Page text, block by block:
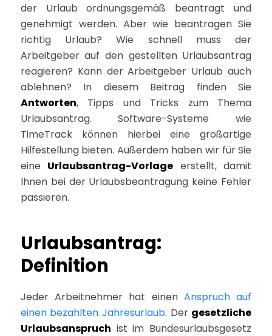
der Urlaub ordnungsgemäß beantragt und
genehmigt werden. Aber wie beantragen Sie
richtig Urlaub? Wie schnell muss der
Arbeitgeber auf den gestellten Urlaubsantrag
reagieren? Kann der Arbeitgeber Urlaub auch
ablehnen? In diesem Beitrag finden Sie
Antworten, Tipps und Tricks zum Thema
Urlaubsantrag. Software-Systeme wie
TimeTrack können hierbei eine großartige
Hilfestellung bieten. Außerdem haben wir für Sie
eine Urlaubsantrag-Vorlage erstellt, damit
Ihnen bei der Urlaubsbeantragung keine Fehler
passieren.
Urlaubsantrag:
Definition
Jeder Arbeitnehmer hat einenAnspruch auf
einen bezahlten Jahresurlaub. Der gesetzliche
Urlaubsanspruch ist im Bundesurlaubsgesetz